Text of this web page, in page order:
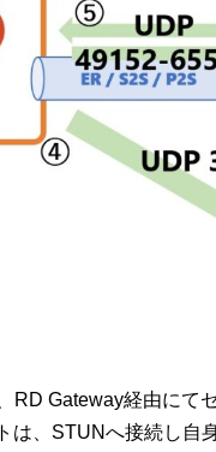
RD Gateway経由にて
、STUNへ接続し自